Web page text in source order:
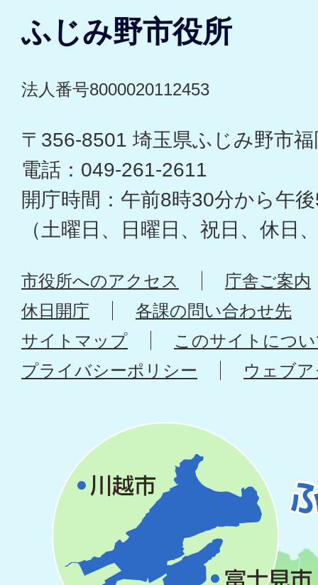
ふじみ野市役所
法人番号8000020112453
〒356-8501 埼玉県ふじみ野市
電話：049-261-2611
開庁時間：午前8時30分から午
（土曜日、日曜日、祝日、休日
市役所へのアクセス
庁舎ご案内
休日開庁
各課の問い合わせ先
サイトマップ
このサイトにつ
プライバシーポリシー
ウェブ